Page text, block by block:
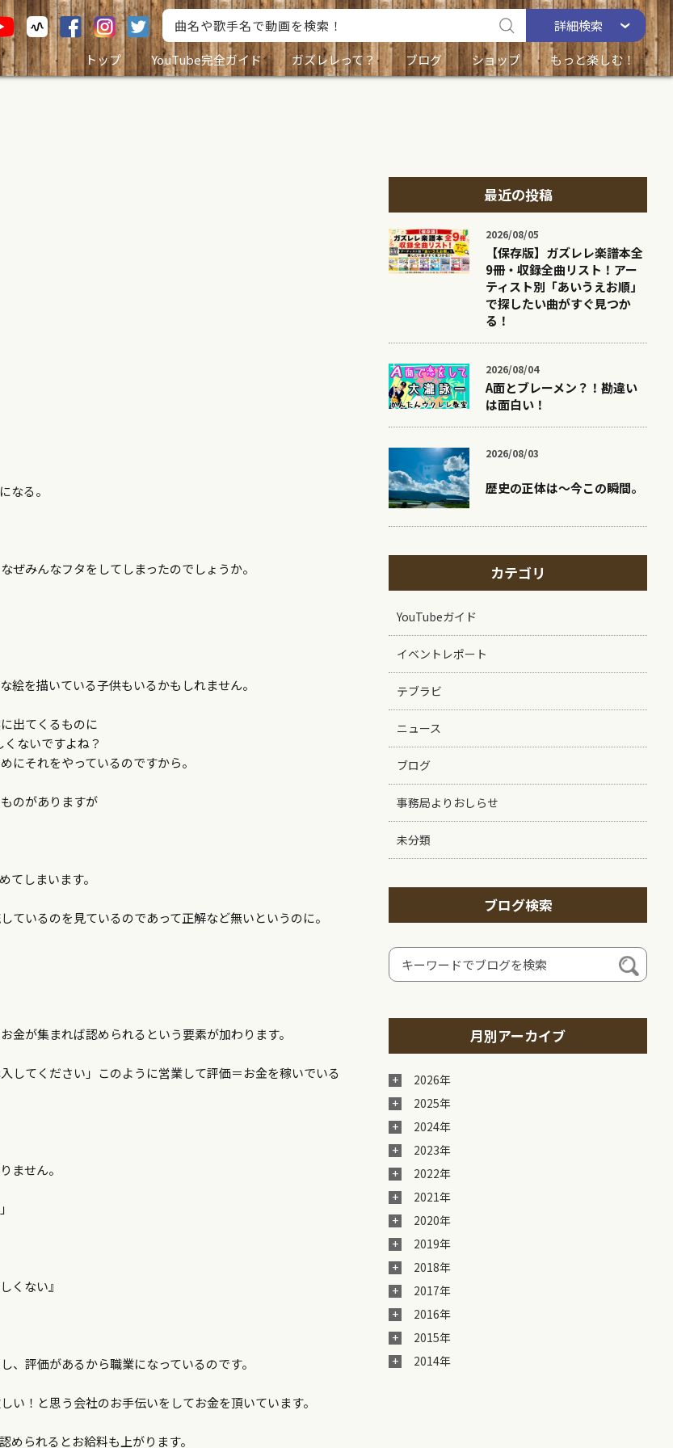
詳細検索
トップ
YouTube完全ガイド ガズレレって？ ブログ ショップ もっと楽しむ！
なる。
みんなフタをしてしまったのでしょうか。
を描いている子供もいるかもしれません。
出てくるものに
ないですよね？
にそれをやっているのですから。
のがありますが
てしまいます。
いるのを見ているのであって正解など無いというのに。
が集まれば認められるという要素が加わります。
してください」このように営業して評価＝お金を稼いでいる
ません。
くない』
評価があるから職業になっているのです。
！と思う会社のお手伝いをしてお金を頂いています。
られるとお給料も上がります。
最近の投稿
2026/08/05
【保存版】ガズレレ楽譜本全
9冊・収録全曲リスト！アー
ティスト別「あいうえお順」
で探したい曲がすぐ見つか
る！
2026/08/04
A面とブレーメン？！勘違い
は面白い！
2026/08/03
歴史の正体は〜今この瞬間。
カテゴリ
YouTubeガイド
イベントレポート
テブラビ
ニュース
ブログ
事務局よりおしらせ
未分類
ブログ検索
月別アーカイブ
2026年
2025年
2024年
2023年
2022年
2021年
2020年
2019年
2018年
2017年
2016年
2015年
2014年